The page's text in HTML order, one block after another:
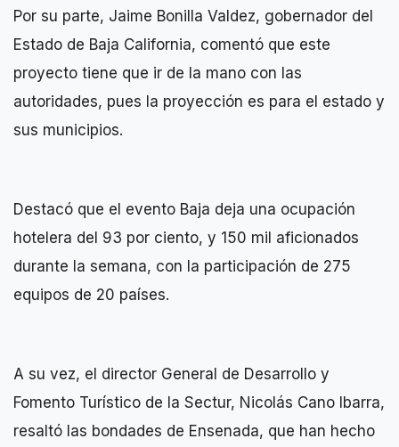
Por su parte, Jaime Bonilla Valdez, gobernador del
Estado de Baja California, comentó que este
proyecto tiene que ir de la mano con las
autoridades, pues la proyección es para el estado y
sus municipios.
Destacó que el evento Baja deja una ocupación
hotelera del 93 por ciento, y 150 mil aficionados
durante la semana, con la participación de 275
equipos de 20 países.
A su vez, el director General de Desarrollo y
Fomento Turístico de la Sectur, Nicolás Cano Ibarra,
resaltó las bondades de Ensenada, que han hecho